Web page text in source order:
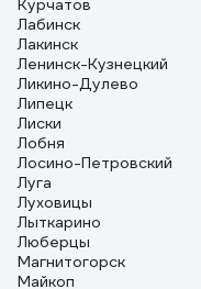
Курчатов
Лабинск
Лакинск
Ленинск-Кузнецкий
Ликино-Дулево
Липецк
Лиски
Лобня
Лосино-Петровский
Луга
Луховицы
Лыткарино
Люберцы
Магнитогорск
Майкоп